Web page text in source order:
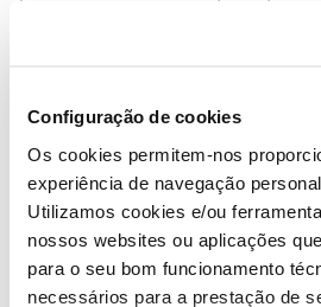
Configuração de cookies
Os cookies permitem-nos
experiência de navegação
Utilizamos cookies e/ou
nossos websites ou aplicações
para o seu bom funcionamento
necessários para a prestação de
funcionar e esperar pacientemente que
Atentamente
Mário P.